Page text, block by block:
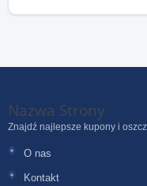
Nazwa Strony
Znajdź najlepsze kupony i
O nas
Kontakt